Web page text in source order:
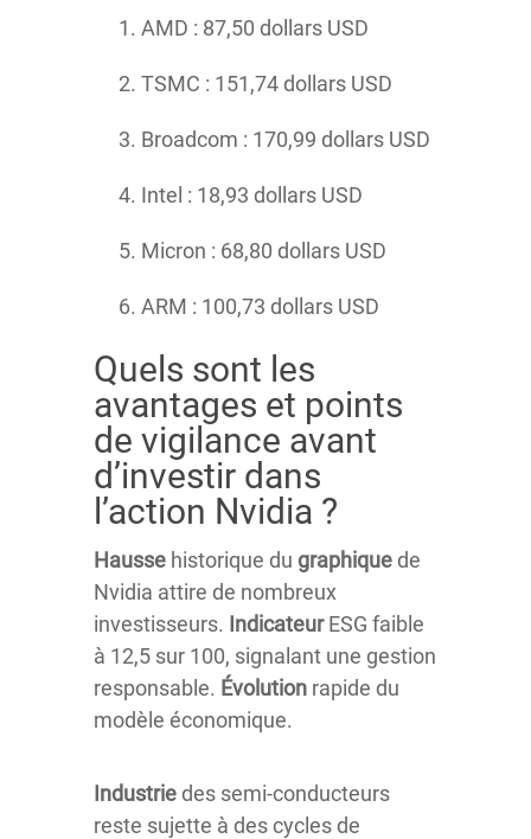
AMD : 87,50 dollars USD
TSMC : 151,74 dollars USD
Broadcom : 170,99 dollars USD
Intel : 18,93 dollars USD
Micron : 68,80 dollars USD
ARM : 100,73 dollars USD
Quels sont les
avantages et points
de vigilance avant
d’investir dans
l’action Nvidia ?
Hausse historique du graphique de
Nvidia attire de nombreux
investisseurs. IndicateurESG faible
à 12,5 sur 100, signalant une gestion
responsable. Évolution rapide du
modèle économique.
Industrie des semi-conducteurs
reste sujette à des cycles de